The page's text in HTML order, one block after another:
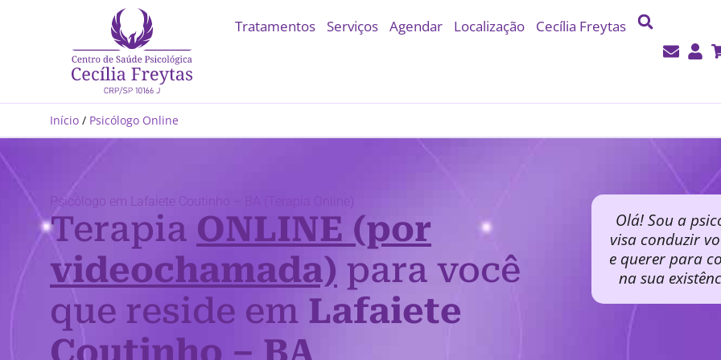
Tratamentos Serviços Agendar Localização Cecília Freytas
Início / Psicólogo Online
Psicólogo em Lafaiete Coutinho – BA (Terapia Online)
Terapia ONLINE (por
videochamada) para você
que reside em Lafaiete
Olá! Sou a
visa conduzir
e querer para
na sua